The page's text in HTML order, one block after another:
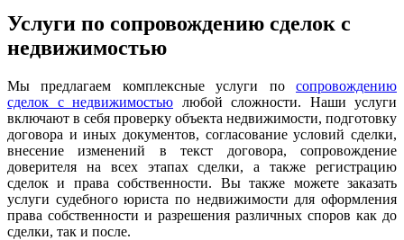
Услуги по сопровождению сделок с
недвижимостью
Мы предлагаем комплексные услуги по сопровождению
сделок с недвижимостью любой сложности. Наши услуги
включают в себя проверку объекта недвижимости, подготовку
договора и иных документов, согласование условий сделки,
внесение изменений в текст договора, сопровождение
доверителя на всех этапах сделки, а также регистрацию
сделок и права собственности. Вы также можете заказать
услуги судебного юриста по недвижимости для оформления
права собственности и разрешения различных споров как до
сделки, так и после.